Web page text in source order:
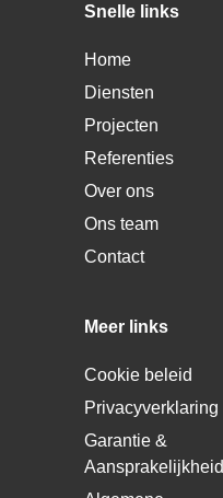
Snelle links
Home
Diensten
Projecten
Referenties
Over ons
Ons team
Contact
Meer links
Cookie beleid
Privacyverklaring
Garantie &
Aansprakelijkheid